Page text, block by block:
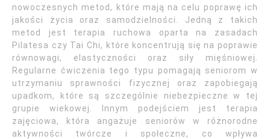
nowoczesnych metod, które mają na celu poprawę ich
jakości życia oraz samodzielności. Jedną z takich
metod jest terapia ruchowa oparta na zasadach
Pilatesa czy Tai Chi, które koncentrują się na poprawie
równowagi, elastyczności oraz siły mięśniowej.
Regularne ćwiczenia tego typu pomagają seniorom w
utrzymaniu sprawności fizycznej oraz zapobiegają
upadkom, które są szczególnie niebezpieczne w tej
grupie wiekowej. Innym podejściem jest terapia
zajęciowa, która angażuje seniorów w różnorodne
aktywności twórcze i społeczne, co wpływa